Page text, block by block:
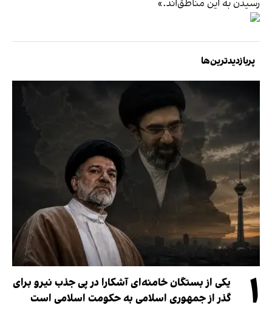
رسیدن به این مناطق‌اند.»
پربازدیدترین‌ها
۱
یکی از بستگان خامنه‌ای آشکارا در پی جذب نیرو برای
گذر از جمهوری اسلامی به حکومت اسلامی است